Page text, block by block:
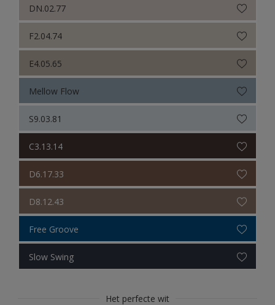
DN.02.77
F2.04.74
E4.05.65
Mellow Flow
S9.03.81
C3.13.14
D6.17.33
D8.12.43
Free Groove
Slow Swing
Het perfecte wit